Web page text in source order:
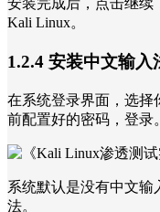
安装完成后，点击继续
Kali Linux。
1.2.4 安装中文输入
在系统登录界面，选择
前配置好的密码，登录。
系统默认是没有中文输
法。